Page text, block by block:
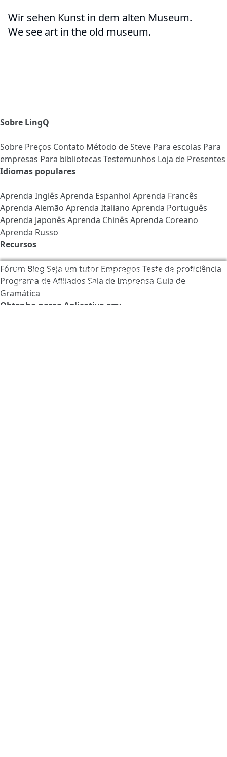
Nós usamos os cookies para ajudar a melhorar o
LingQ. Ao visitar o site, você concorda com a nossa
Wir sehen Kunst in dem alten Museum.
We see art in the old museum.
Sobre LingQ
Sobre Preços Contato Método de Steve Para escolas Para
empresas Para bibliotecas Testemunhos Loja de Presentes
Idiomas populares
Aprenda Inglês Aprenda Espanhol Aprenda Francês
Aprenda Alemão Aprenda Italiano Aprenda Português
Aprenda Japonês Aprenda Chinês Aprenda Coreano
Aprenda Russo
Recursos
Fórum Blog Seja um tutor Empregos Teste de proficiência
Programa de Afiliados Sala de Imprensa Guia de
Gramática
Obtenha nosso Aplicativo em: